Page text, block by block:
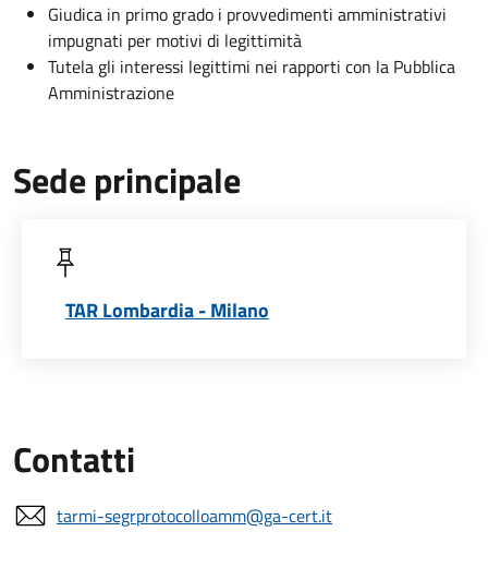
Giudica in primo grado i provvedimenti amministrativi
impugnati per motivi di legittimità
Tutela gli interessi legittimi nei rapporti con la Pubblica
Amministrazione
Sede principale
TAR Lombardia - Milano
Contatti
tarmi-segrprotocolloamm@ga-cert.it